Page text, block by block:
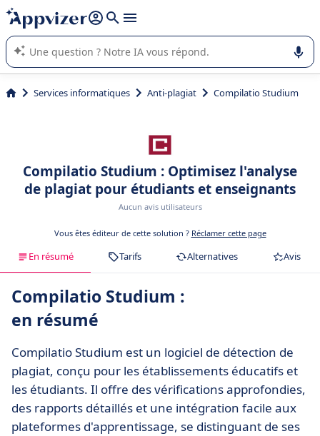
répondre (plusieurs lignes avec
L'IA de Appvizer vous guide dans l'utilisation ou la sélection de
logiciel SaaS en entreprise.
Services informatiques Anti-plagiat Compilatio Studium
Compilatio Studium : Optimisez l'analyse
de plagiat pour étudiants et enseignants
Aucun avis utilisateurs
Vous êtes éditeur de cette solution ? Réclamer cette page
En résumé Tarifs Alternatives Avis
Compilatio Studium :
en résumé
Compilatio Studium est un logiciel de détection de
plagiat, conçu pour les établissements éducatifs et
les étudiants. Il offre des vérifications approfondies,
des rapports détaillés et une intégration facile aux
plateformes d'apprentissage, se distinguant de ses